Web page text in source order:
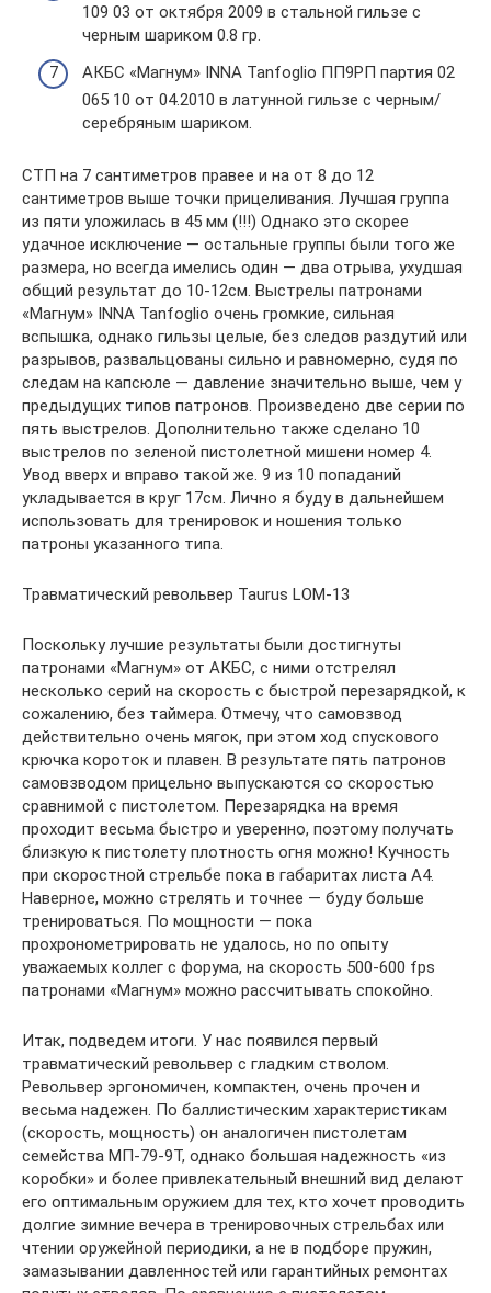
109 03 от октября 2009 в стальной гильзе с
черным шариком 0.8 гр.
АКБС «Магнум» INNA Tanfoglio ПП9РП партия 02
065 10 от 04.2010 в латунной гильзе с черным/
серебряным шариком.
СТП на 7 сантиметров правее и на от 8 до 12
сантиметров выше точки прицеливания. Лучшая группа
из пяти уложилась в 45 мм (!!!) Однако это скорее
удачное исключение — остальные группы были того же
размера, но всегда имелись один — два отрыва, ухудшая
общий результат до 10-12см. Выстрелы патронами
«Магнум» INNA Tanfoglio очень громкие, сильная
вспышка, однако гильзы целые, без следов раздутий или
разрывов, развальцованы сильно и равномерно, судя по
следам на капсюле — давление значительно выше, чем у
предыдущих типов патронов. Произведено две серии по
пять выстрелов. Дополнительно также сделано 10
выстрелов по зеленой пистолетной мишени номер 4.
Увод вверх и вправо такой же. 9 из 10 попаданий
укладывается в круг 17см. Лично я буду в дальнейшем
использовать для тренировок и ношения только
патроны указанного типа.
Травматический револьвер Taurus LOM-13
Поскольку лучшие результаты были достигнуты
патронами «Магнум» от АКБС, с ними отстрелял
несколько серий на скорость с быстрой перезарядкой, к
сожалению, без таймера. Отмечу, что самовзвод
действительно очень мягок, при этом ход спускового
крючка короток и плавен. В результате пять патронов
самовзводом прицельно выпускаются со скоростью
сравнимой с пистолетом. Перезарядка на время
проходит весьма быстро и уверенно, поэтому получать
близкую к пистолету плотность огня можно! Кучность
при скоростной стрельбе пока в габаритах листа А4.
Наверное, можно стрелять и точнее — буду больше
тренироваться. По мощности — пока
прохронометрировать не удалось, но по опыту
уважаемых коллег с форума, на скорость 500-600 fps
патронами «Магнум» можно рассчитывать спокойно.
Итак, подведем итоги. У нас появился первый
травматический револьвер с гладким стволом.
Револьвер эргономичен, компактен, очень прочен и
весьма надежен. По баллистическим характеристикам
(скорость, мощность) он аналогичен пистолетам
семейства МП-79-9Т, однако большая надежность «из
коробки» и более привлекательный внешний вид делают
его оптимальным оружием для тех, кто хочет проводить
долгие зимние вечера в тренировочных стрельбах или
чтении оружейной периодики, а не в подборе пружин,
замазывании давленностей или гарантийных ремонтах